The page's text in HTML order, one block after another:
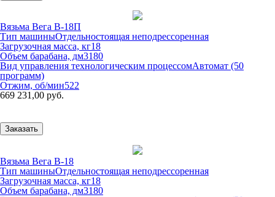
Вязьма Вега В-18П
Тип машиныОтдельностоящая неподрессоренная
Загрузочная масса, кг18
Объем барабана, дм3180
Вид управления технологическим процессомАвтомат (50
программ)
Отжим, об/мин522
669 231,00 руб.
Заказать
Вязьма Вега В-18
Тип машиныОтдельностоящая неподрессоренная
Загрузочная масса, кг18
Объем барабана, дм3180